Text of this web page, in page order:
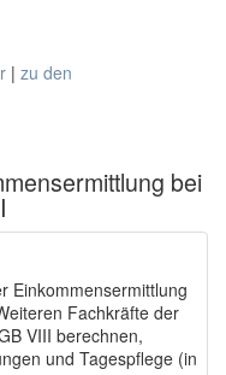
| zu den
bei
Einkommensermittlung
Fachkräfte der
VIII berechnen,
und Tagespflege (in